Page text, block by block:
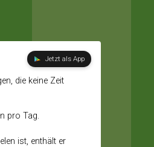
Jetzt als App
die keine Zeit
pro Tag.
ist, enthält er